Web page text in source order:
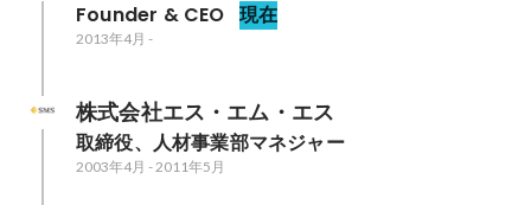
Founder & CEO 現在
2013年4月 -
株式会社エス・エム・エス
取締役、人材事業部マネジャー
2003年4月 -2011年5月